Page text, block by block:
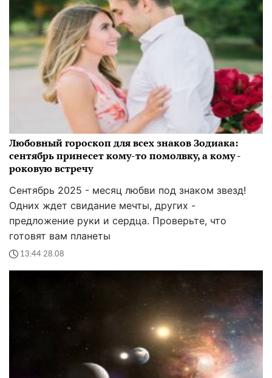
Любовный гороскоп для всех знаков Зодиака:
сентябрь принесет кому-то помолвку, а кому -
роковую встречу
Сентябрь 2025 - месяц любви под знаком звезд!
Одних ждет свидание мечты, других -
предложение руки и сердца. Проверьте, что
готовят вам планеты
13:44 28.08